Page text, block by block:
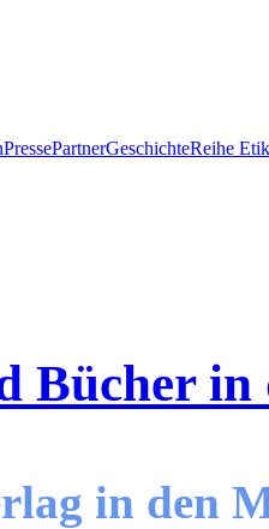
PressePartnerGeschichteReihe
Bücher in
in den